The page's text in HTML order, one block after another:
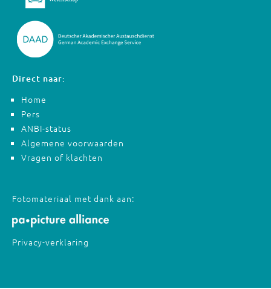
Direct naar:
Home
Pers
ANBI-status
Algemene voorwaarden
Vragen of klachten
Fotomateriaal met dank aan:
Privacy-verklaring